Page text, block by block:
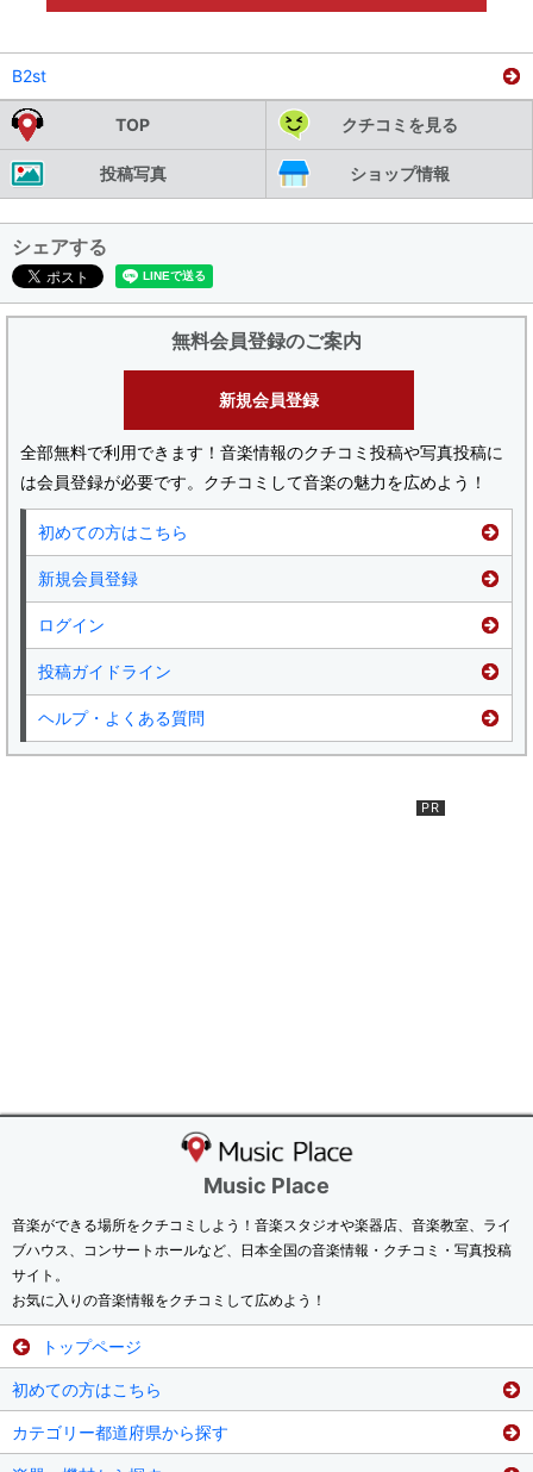
B2st
TOP クチコミを見る
投稿写真 ショップ情報
シェアする
無料会員登録のご案内
新規会員登録
全部無料で利用できます！音楽情報のクチコミ投稿や写真投稿に
は会員登録が必要です。クチコミして音楽の魅力を広めよう！
初めての方はこちら
新規会員登録
ログイン
投稿ガイドライン
ヘルプ・よくある質問
Music Place
音楽ができる場所をクチコミしよう！音楽スタジオや楽器店、音楽教室、ライ
ブハウス、コンサートホールなど、日本全国の音楽情報・クチコミ・写真投稿
サイト。
お気に入りの音楽情報をクチコミして広めよう！
トップページ
初めての方はこちら
カテゴリー都道府県から探す